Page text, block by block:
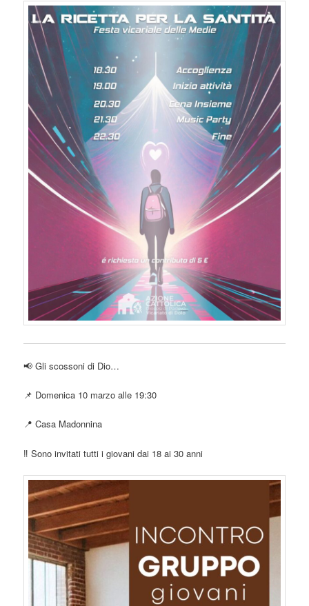
📢 Gli scossoni di Dio…
📌 Domenica 10 marzo alle 19:30
📍 Casa Madonnina
‼️ Sono invitati tutti i giovani dai 18 ai 30 anni